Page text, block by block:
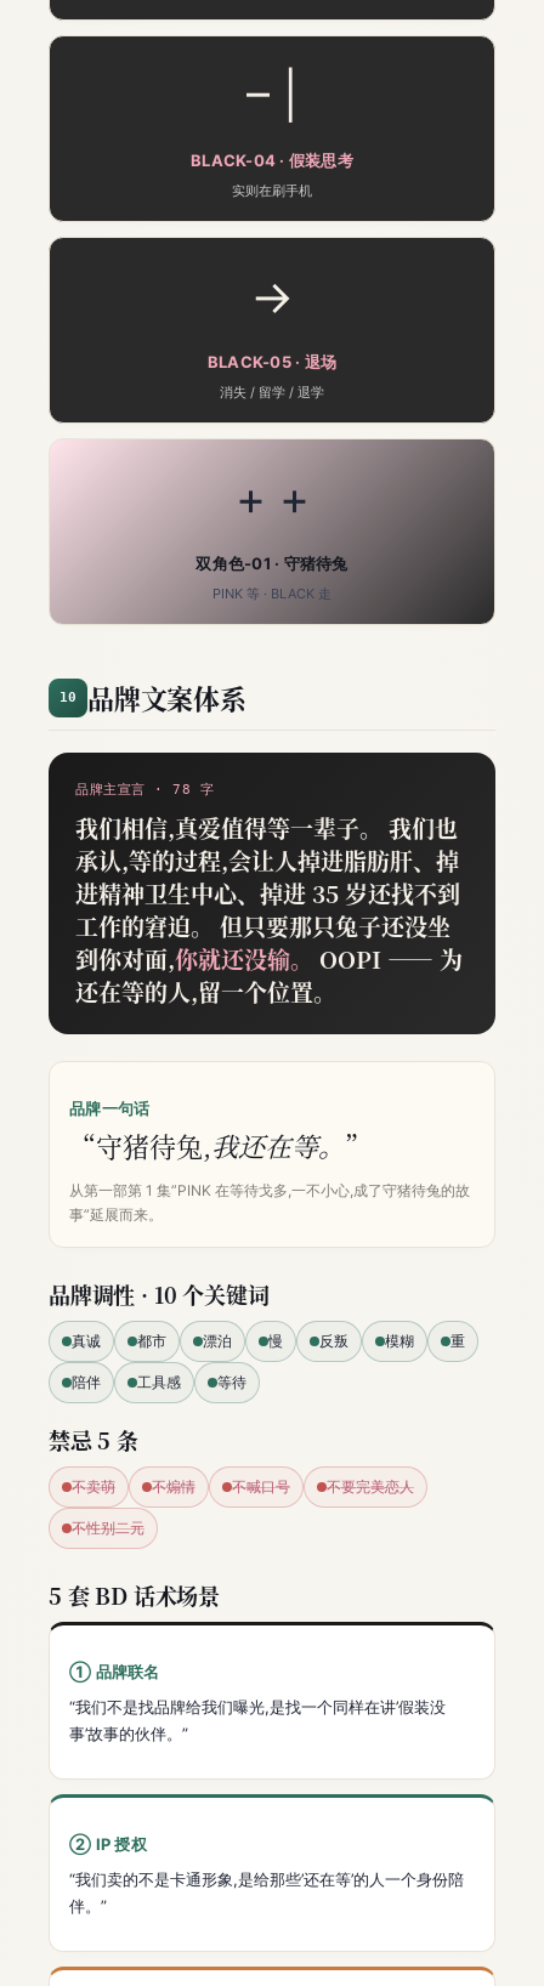
– |
BLACK-04 · 假装思考
实则在刷手机
→
BLACK-05 · 退场
消失 / 留学 / 退学
+ +
双角色-01 · 守猪待兔
PINK 等 · BLACK 走
10 品牌文案体系
品牌主宣言 · 78 字
我们相信,真爱值得等一辈子。
我们也
承认,等的过程,会让人掉进脂肪肝、掉
进精神卫生中心、掉进 35 岁还找不到
工作的窘迫。
但只要那只兔子还没坐
到你对面,你就还没输。
OOPI —— 为
还在等的人,留一个位置。
品牌一句话
“守猪待兔,我还在等。 ”
从第一部第 1 集”PINK 在等待戈多,一不小心,成了守猪待兔的故
事”延展而来。
品牌调性 · 10 个关键词
真诚 都市 漂泊 慢 反叛 模糊 重
陪伴 工具感 等待
禁忌 5 条
不卖萌 不煽情 不喊口号 不要完美恋人
不性别二元
5 套 BD 话术场景
① 品牌联名
“我们不是找品牌给我们曝光,是找一个同样在讲’假装没
事’故事的伙伴。”
② IP 授权
“我们卖的不是卡通形象,是给那些’还在等’的人一个身份陪
伴。”